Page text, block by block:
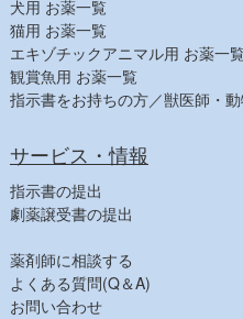
犬用 お薬一覧
猫用 お薬一覧
エキゾチックアニマル用 お薬一
観賞魚用 お薬一覧
指示書をお持ちの方／獣医師・
サービス・情報
指示書の提出
劇薬譲受書の提出
薬剤師に相談する
よくある質問(Q＆A)
お問い合わせ